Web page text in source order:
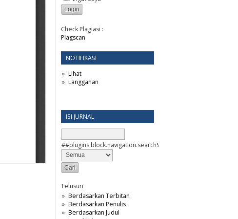
Check Plagiasi :
Plagscan
NOTIFIKASI
Lihat
Langganan
ISI JURNAL
##plugins.block.navigation.searchScope##
Telusuri
Berdasarkan Terbitan
Berdasarkan Penulis
Berdasarkan Judul